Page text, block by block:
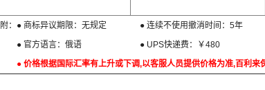
附：● 商标异议期限：无规定 ● 连续不使用撤消时间：5年
● 官方语言：俄语 ● UPS快递费：￥480
● 价格根据国际汇率有上升或下调,以客服人员提供价格为准,百利来